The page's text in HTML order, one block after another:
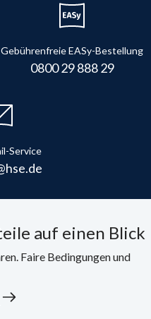
Gebührenfreie EASy-Bestellung
0800 29 888 29
Service
auf einen Blick
Faire Bedingungen und